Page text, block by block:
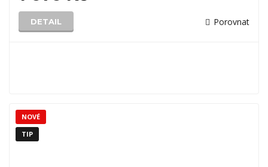
DETAIL Porovnat
NOVÉ
TIP